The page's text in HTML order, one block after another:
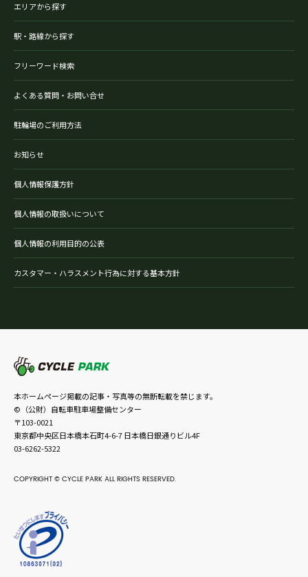
エリアから探す
駅・路線から探す
フリーワード検索
よくある質問・お問い合せ
駐輪場のご利用方法
お知らせ
個人情報保護方針
個人情報の取扱いについて
個人情報の利用目的の公表
カスタマー・ハラスメント行為に対する基本方針
本ホームページ掲載の記事・写真等の無断転載を禁じます。
©（公財）自転車駐車場整備センター
〒103-0021
東京都中央区日本橋本石町4-6-7 日本橋日銀通りビル4F
03-6262-5322
COPYRIGHT © CYCLE PARK ALL RIGHTS RESERVED.